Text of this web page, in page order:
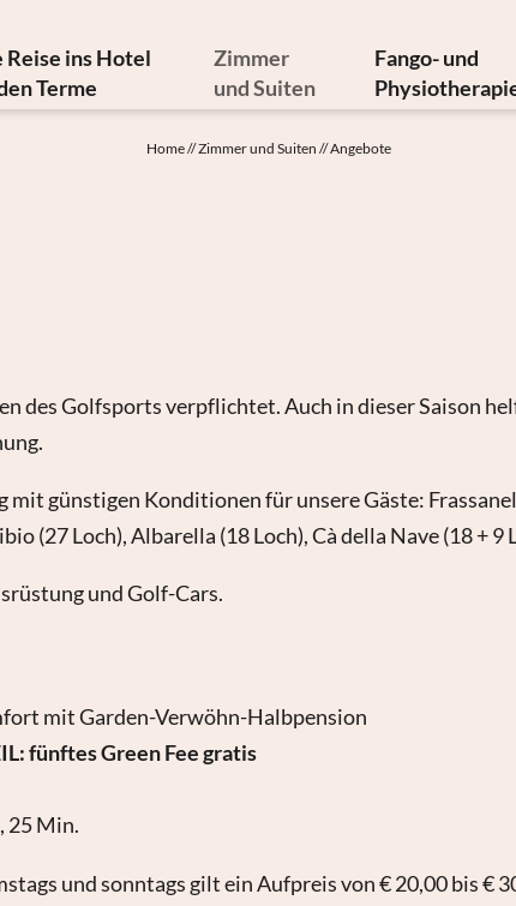
Reise ins Hotel
Terme
und Kunstschätze
Zimmer
und Suiten
Angebote
Geschenkgutscheine
Fango- und
Fangotherapie
Home//Zimmer und Suiten //Angebote
des Golfsports verpflichtet. Auch in dieser Saison
mit günstigen Konditionen für unsere Gäste:
(27 Loch), Albarella (18 Loch), Cà della Nave (18 + 9
und Golf-Cars.
mit Garden-Verwöhn-Halbpension
fünftes Green Fee gratis
25 Min.
und sonntags gilt ein Aufpreis von € 20,00 bis €